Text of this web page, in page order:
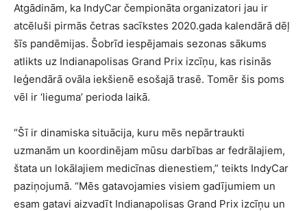
Atgādinām, ka IndyCar čempionāta organizatori jau ir
atcēluši pirmās četras sacīkstes 2020.gada kalendārā dēļ
šīs pandēmijas. Šobrīd iespējamais sezonas sākums
atlikts uz Indianapolisas Grand Prix izcīņu, kas risinās
leģendārā ovāla iekšienē esošajā trasē. Tomēr šis poms
vēl ir ‘lieguma’ perioda laikā.
“Šī ir dinamiska situācija, kuru mēs nepārtraukti
uzmanām un koordinējam mūsu darbības ar fedrālajiem,
štata un lokālajiem medicīnas dienestiem,” teikts IndyCar
paziņojumā. “Mēs gatavojamies visiem gadījumiem un
esam gatavi aizvadīt Indianapolisas Grand Prix izcīņu un